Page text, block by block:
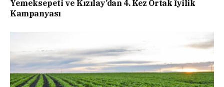
Yemeksepeti ve Kızılay’dan 4. Kez Ortak İyilik
Kampanyası